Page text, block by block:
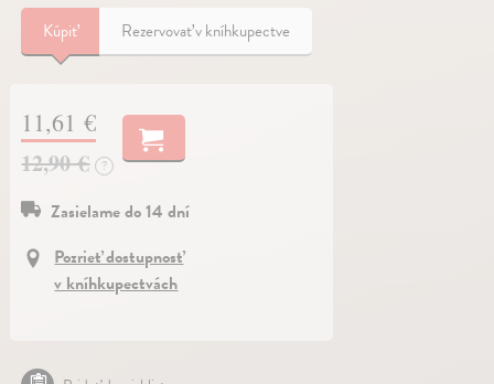
Kúpiť Rezervovať v kníhkupectve
11,61 €
12,90 €
?
Zasielame do 14 dní
Pozrieť dostupnosť
v kníhkupectvách